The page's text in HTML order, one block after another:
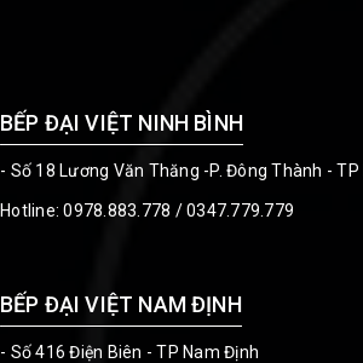
BẾP ĐẠI VIỆT NINH BÌNH
- Số 18 Lương Văn Thăng -P. Đông Thành - TP
Hotline:0978.883.778 /0347.779.779
BẾP ĐẠI VIỆT NAM ĐỊNH
- Số 416 Điện Biên - TP Nam Định